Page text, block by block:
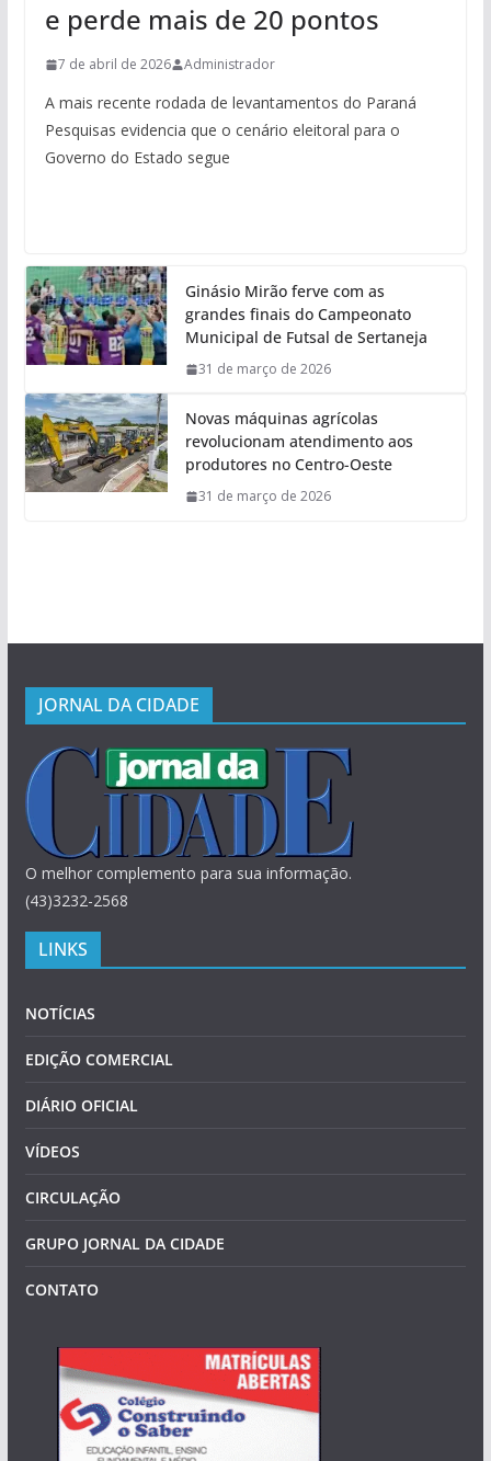
e perde mais de 20 pontos
7 de abril de 2026 Administrador
A mais recente rodada de levantamentos do Paraná
Pesquisas evidencia que o cenário eleitoral para o
Governo do Estado segue
Ginásio Mirão ferve com as
grandes finais do Campeonato
Municipal de Futsal de Sertaneja
31 de março de 2026
Novas máquinas agrícolas
revolucionam atendimento aos
produtores no Centro-Oeste
31 de março de 2026
JORNAL DA CIDADE
O melhor complemento para sua informação.
(43)3232-2568
LINKS
NOTÍCIAS
EDIÇÃO COMERCIAL
DIÁRIO OFICIAL
VÍDEOS
CIRCULAÇÃO
GRUPO JORNAL DA CIDADE
CONTATO